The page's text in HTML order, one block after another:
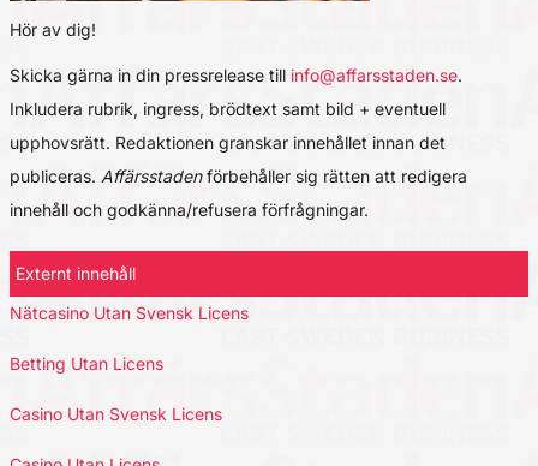
Hör av dig!
Skicka gärna in din pressrelease till info@affarsstaden.se.
Inkludera rubrik, ingress, brödtext samt bild + eventuell
upphovsrätt. Redaktionen granskar innehållet innan det
publiceras. Affärsstadenförbehåller sig rätten att redigera
innehåll och godkänna/refusera förfrågningar.
Externt innehåll
Nätcasino Utan Svensk Licens
Betting Utan Licens
Casino Utan Svensk Licens